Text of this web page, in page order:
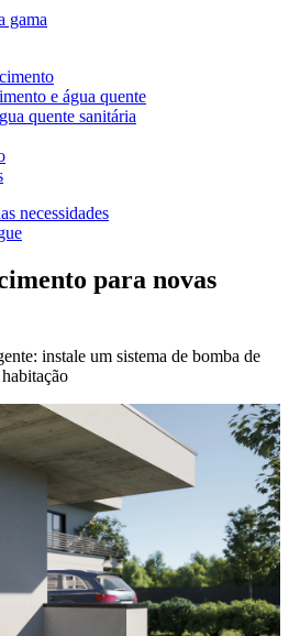
gama
e água quente
quente sanitária
necessidades
para novas
instale um sistema de bomba de